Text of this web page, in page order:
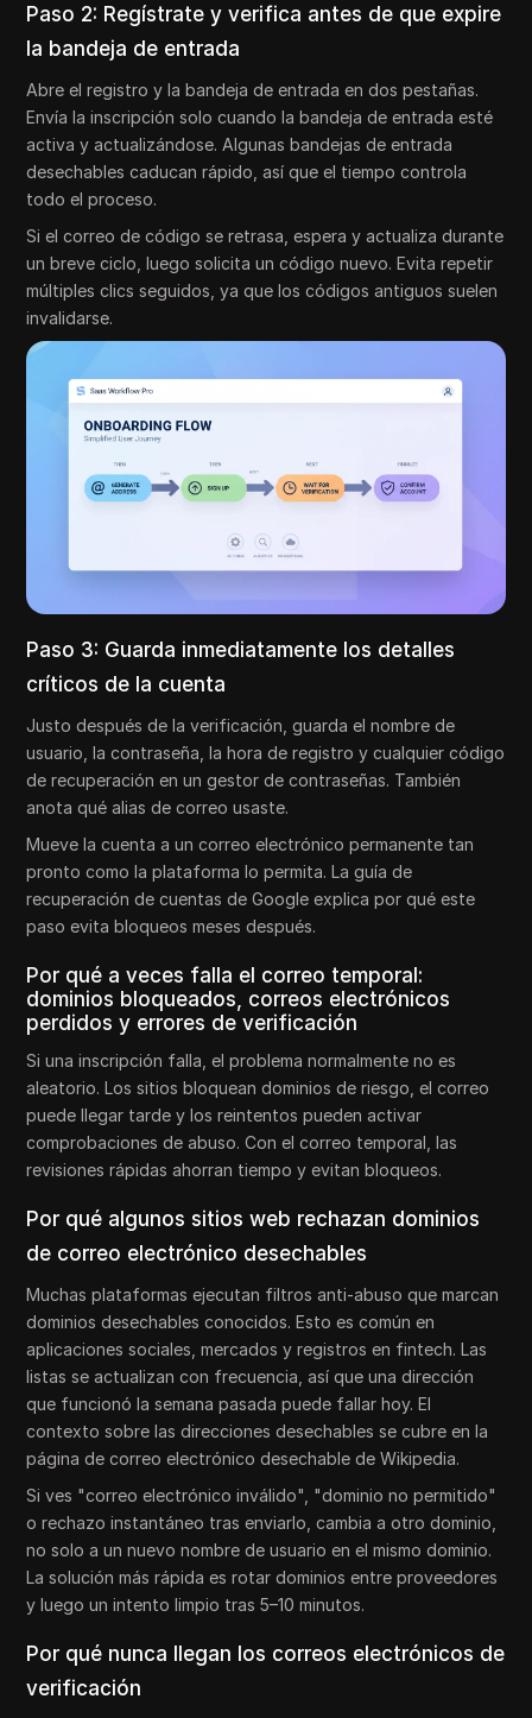
Paso 2: Regístrate y verifica antes de que expire
la bandeja de entrada
Abre el registro y la bandeja de entrada en dos pestañas.
Envía la inscripción solo cuando la bandeja de entrada esté
activa y actualizándose. Algunas bandejas de entrada
desechables caducan rápido, así que el tiempo controla
todo el proceso.
Si el correo de código se retrasa, espera y actualiza durante
un breve ciclo, luego solicita un código nuevo. Evita repetir
múltiples clics seguidos, ya que los códigos antiguos suelen
invalidarse.
Paso 3: Guarda inmediatamente los detalles
críticos de la cuenta
Justo después de la verificación, guarda el nombre de
usuario, la contraseña, la hora de registro y cualquier código
de recuperación en un gestor de contraseñas. También
anota qué alias de correo usaste.
Mueve la cuenta a un correo electrónico permanente tan
pronto como la plataforma lo permita. La guía de
recuperación de cuentas de Google explica por qué este
paso evita bloqueos meses después.
Por qué a veces falla el correo temporal:
dominios bloqueados, correos electrónicos
perdidos y errores de verificación
Si una inscripción falla, el problema normalmente no es
aleatorio. Los sitios bloquean dominios de riesgo, el correo
puede llegar tarde y los reintentos pueden activar
comprobaciones de abuso. Con el correo temporal, las
revisiones rápidas ahorran tiempo y evitan bloqueos.
Por qué algunos sitios web rechazan dominios
de correo electrónico desechables
Muchas plataformas ejecutan filtros anti-abuso que marcan
dominios desechables conocidos. Esto es común en
aplicaciones sociales, mercados y registros en fintech. Las
listas se actualizan con frecuencia, así que una dirección
que funcionó la semana pasada puede fallar hoy. El
contexto sobre las direcciones desechables se cubre en la
página de correo electrónico desechable de Wikipedia.
Si ves "correo electrónico inválido", "dominio no permitido"
o rechazo instantáneo tras enviarlo, cambia a otro dominio,
no solo a un nuevo nombre de usuario en el mismo dominio.
La solución más rápida es rotar dominios entre proveedores
y luego un intento limpio tras 5–10 minutos.
Por qué nunca llegan los correos electrónicos de
verificación